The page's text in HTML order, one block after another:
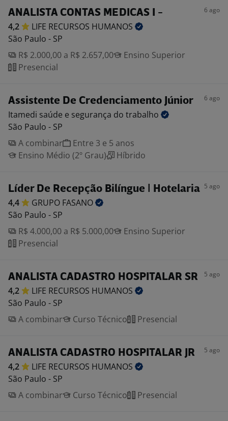
ANALISTA CONTAS MEDICAS I - 6 ago
4,2 LIFE RECURSOS HUMANOS
São Paulo - SP
R$ 2.000,00 a R$ 2.657,00
Ensino Superior
Presencial
Assistente De Credenciamento Júnior 6 ago
Itamedi saúde e segurança do trabalho
São Paulo - SP
A combinar
Entre 3 e 5 anos
Ensino Médio (2º Grau)
Híbrido
Líder De Recepção Bilíngue | Hotelaria 5 ago
4,4 GRUPO FASANO
São Paulo - SP
R$ 4.000,00 a R$ 5.000,00
Ensino Superior
Presencial
ANALISTA CADASTRO HOSPITALAR SR 5 ago
4,2 LIFE RECURSOS HUMANOS
São Paulo - SP
A combinar
Curso Técnico Presencial
ANALISTA CADASTRO HOSPITALAR JR 5 ago
4,2 LIFE RECURSOS HUMANOS
São Paulo - SP
A combinar
Curso Técnico Presencial